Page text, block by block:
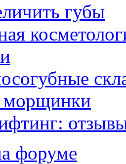
губы
морщинки
форуме